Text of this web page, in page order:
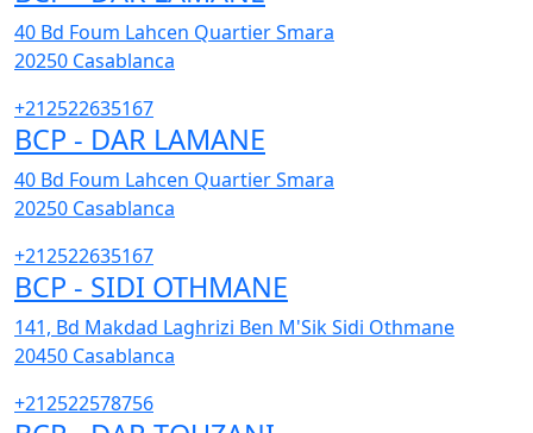
40 Bd Foum Lahcen Quartier Smara
20250 Casablanca
+212522635167
BCP - DAR LAMANE
40 Bd Foum Lahcen Quartier Smara
20250 Casablanca
+212522635167
BCP - SIDI OTHMANE
141, Bd Makdad Laghrizi Ben M'Sik Sidi Othmane
20450 Casablanca
+212522578756